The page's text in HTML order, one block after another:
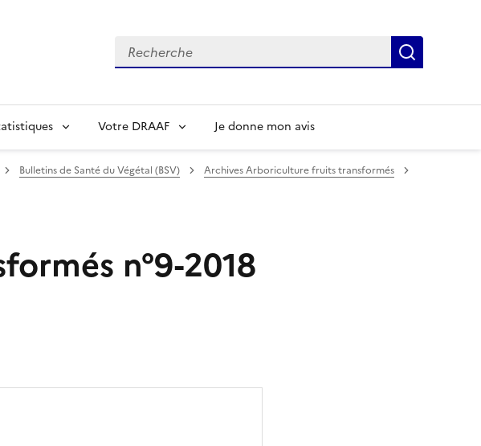
Recherche
Votre DRAAF Je donne mon avis
Bulletins de Santé du Végétal (BSV)
Archives Arboriculture fruits transformés
n°9-2018